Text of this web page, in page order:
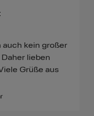
auch kein großer
lieben
Grüße aus